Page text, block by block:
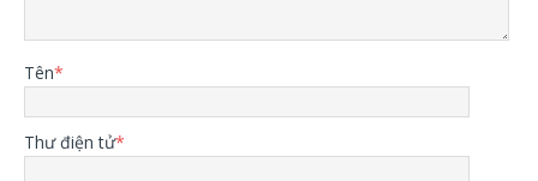
Tên*
Thư điện tử*